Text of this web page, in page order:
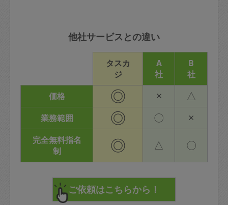
他社サービスとの違い
タスカ
ジ
A
社
B
社
価格
◎ × △
業務範囲 ◎ 〇 ×
完全無料指名
制
◎ △ 〇